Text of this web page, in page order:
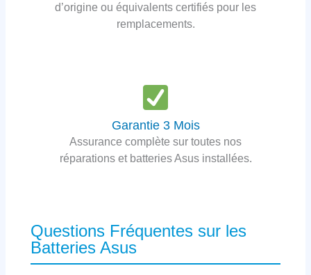
d’origine ou équivalents certifiés pour les
remplacements.
Garantie 3 Mois
Assurance complète sur toutes nos
réparations et batteries Asus installées.
Questions Fréquentes sur les
Batteries Asus